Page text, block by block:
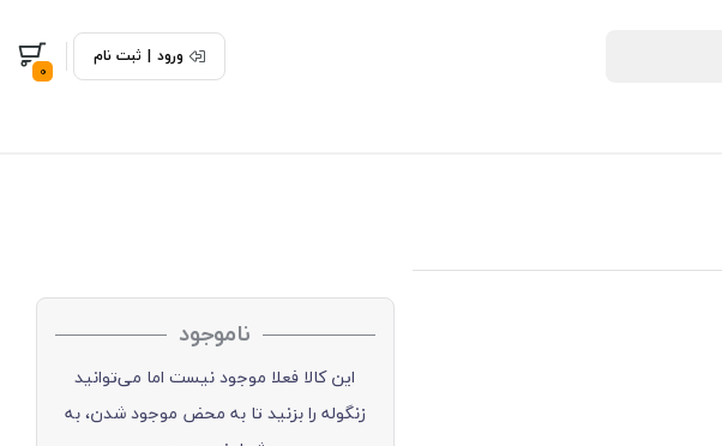
ورود | ثبت نام
0
ناموجود
این کالا فعلا موجود نیست اما می‌توانید
زنگوله را بزنید تا به محض موجود شدن، به